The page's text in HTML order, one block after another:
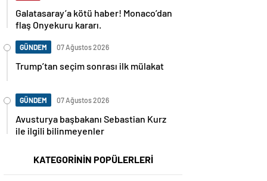
Galatasaray’a kötü haber! Monaco’dan
flaş Onyekuru kararı.
GÜNDEM 07 Ağustos 2026
Trump’tan seçim sonrası ilk mülakat
GÜNDEM 07 Ağustos 2026
Avusturya başbakanı Sebastian Kurz
ile ilgili bilinmeyenler
KATEGORİNİN POPÜLERLERİ